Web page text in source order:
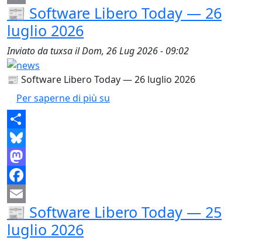
Email
📰 Software Libero Today — 26
luglio 2026
Inviato datuxsailDom, 26 Lug 2026 - 09:02
📰 Software Libero Today — 26 luglio 2026
Per saperne di più su
Share
Bluesky
Mastodon
Facebook
Email
📰 Software Libero Today — 25
luglio 2026